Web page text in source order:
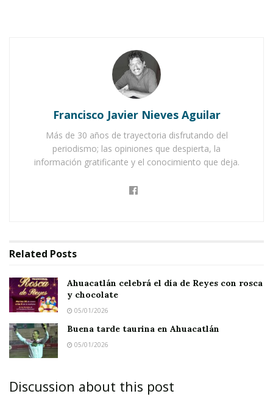
Ahuacatlán celebrá el día de Reyes con rosca y
Buena tarde taurina en Ahuacatlán
Francisco Javier Nieves Aguilar
Más de 30 años de trayectoria disfrutando del
periodismo; las opiniones que despierta, la
información gratificante y el conocimiento que deja.
Related Posts
Ahuacatlán celebrá el día de Reyes con rosca
y chocolate
05/01/2026
Buena tarde taurina en Ahuacatlán
05/01/2026
Discussion about this post